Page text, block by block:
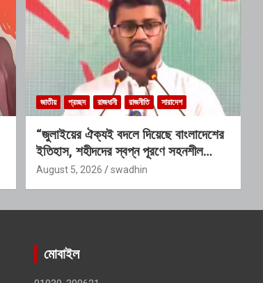
জাতীয় প্রচ্ছদ রাজধানী রাজনীতি সারাদেশ
“জুলাইয়ের ঐক্যই বদলে দিয়েছে বাংলাদেশের
ইতিহাস, শহীদদের স্বপ্ন পূরণে সহনশীল
গণতন্ত্রের বিকল্প নেই” : রাশেদ খাঁন
August 5, 2026 swadhin
মোবাইল